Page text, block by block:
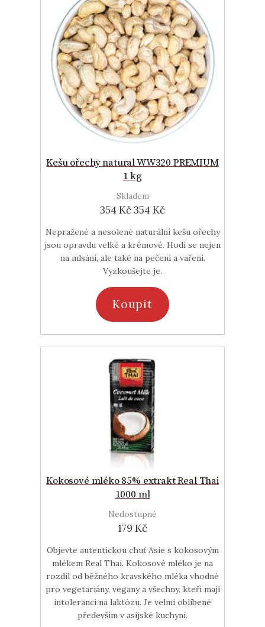
Kešu ořechy natural WW320 PREMIUM
1 kg
Skladem
354 Kč354 Kč
Nepražené a nesolené naturální kešu ořechy
jsou opravdu velké a krémové. Hodí se nejen
na mlsání, ale také na pečení a vaření.
Vyzkoušejte je.
Koupit
Kokosové mléko 85% extrakt Real Thai
1000 ml
Nedostupné
179 Kč
Objevte autentickou chuť Asie s kokosovým
mlékem Real Thai. Kokosové mléko je na
rozdíl od běžného kravského mléka vhodné
pro vegetariány, vegany a všechny, kteří mají
intoleranci na laktózu. Je velmi oblíbené
především v asijské kuchyni.